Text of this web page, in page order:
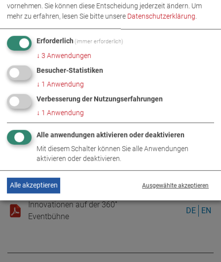
BILDER ALS ZIP-DOWNLOAD
UNTERNEHMEN
DIGITALES
VERANSTALTUNGEN
WEITERE INFORMATIONEN
Innovationen auf der 360˚
Eventbühne
DE EN
vornehmen. Sie können diese Entscheidung jederzeit ändern. Um
mehr zu erfahren, lesen Sie bitte unsere Datenschutzerklärung.
Erforderlich (immer erforderlich)
↓ 3 Anwendungen
Besucher-Statistiken
↓ 1 Anwendung
Verbesserung der Nutzungserfahrungen
↓ 1 Anwendung
Alle anwendungen aktivieren oder deaktivieren
Mit diesem Schalter können Sie alle Anwendungen
aktivieren oder deaktivieren.
Ausgewählte akzeptieren
Alle akzeptieren